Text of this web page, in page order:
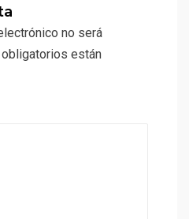
no será
están